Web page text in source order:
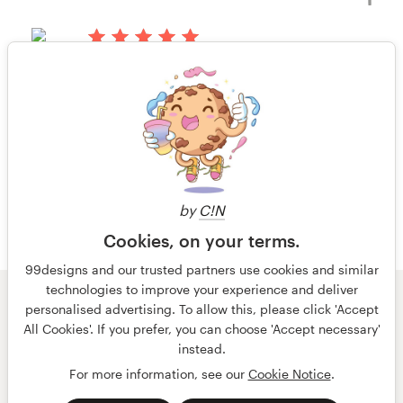
by C!N
Cookies, on your terms.
99designs and our trusted partners use cookies and similar
technologies to improve your experience and deliver
personalised advertising. To allow this, please click 'Accept
All Cookies'. If you prefer, you can choose 'Accept necessary'
instead.
For more information, see our Cookie Notice.
Visualizar seu concurso de outros
1 de 3
© 99designs
por Vista
Termos e condições
Privacidade
Dados sobre a empresa
português English